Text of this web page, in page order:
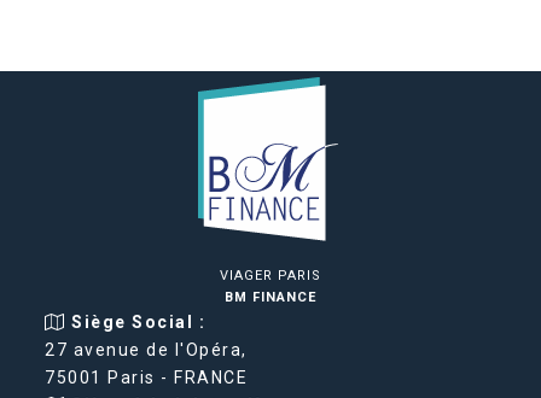
VIAGER PARIS
BM FINANCE
Siège Social :
27 avenue de l'Opéra,
75001 Paris - FRANCE